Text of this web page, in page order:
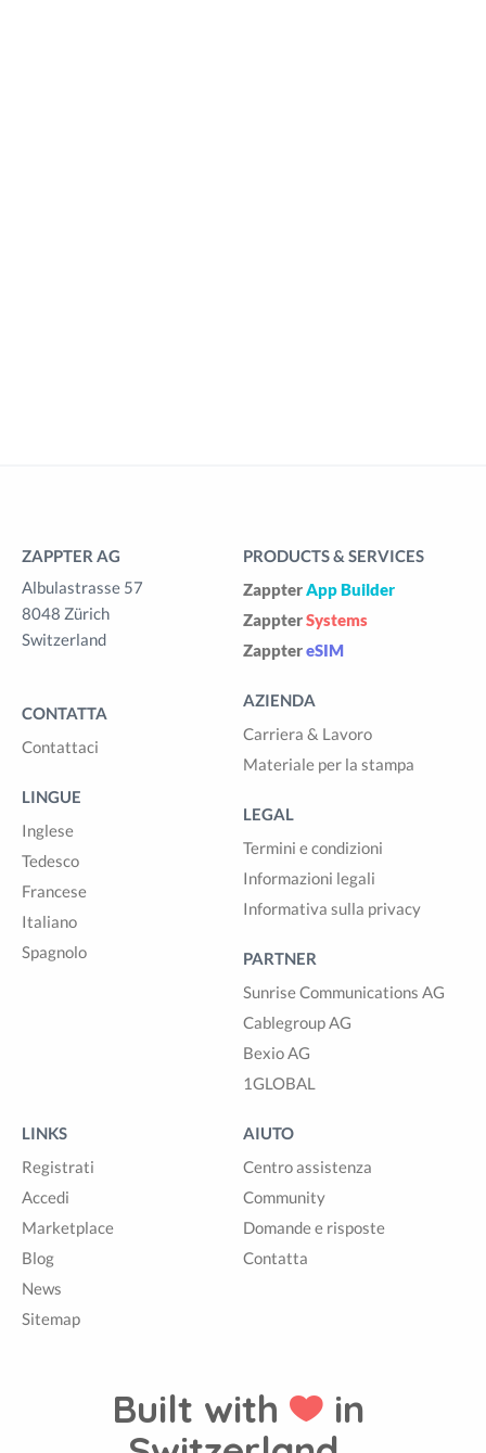
ZAPPTER AG
Albulastrasse 57
8048 Zürich
Switzerland
CONTATTA
Contattaci
LINGUE
Inglese
Tedesco
Francese
Italiano
Spagnolo
PRODUCTS & SERVICES
ZappterApp Builder
ZappterSystems
ZapptereSIM
AZIENDA
Carriera & Lavoro
Materiale per la stampa
LEGAL
Termini e condizioni
Informazioni legali
Informativa sulla privacy
PARTNER
Sunrise Communications AG
Cablegroup AG
Bexio AG
1GLOBAL
LINKS
Registrati
Accedi
Marketplace
Blog
News
Sitemap
AIUTO
Centro assistenza
Community
Domande e risposte
Contatta
Built with
in